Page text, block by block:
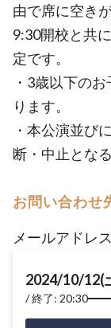
由で席に空き
9:30開校と共
定です。
・3歳以下の
ります。
・本公演並び
断・中止とな
お問い合わせ
メールアドレス
2024/10/12(
終了: 20:30